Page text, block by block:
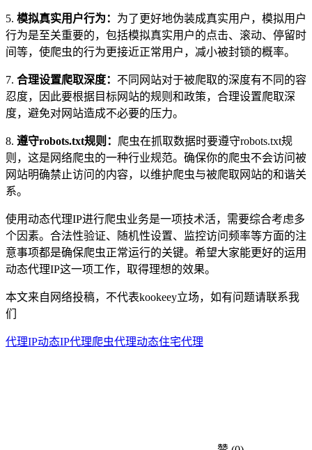
5. 模拟真实用户行为： 为了更好地伪装成真实用户，模拟用户
行为是至关重要的，包括模拟真实用户的点击、滚动、停留时
间等，使爬虫的行为更接近正常用户，减小被封锁的概率。
7. 合理设置爬取深度： 不同网站对于被爬取的深度有不同的容
忍度，因此要根据目标网站的规则和政策，合理设置爬取深
度，避免对网站造成不必要的压力。
8. 遵守robots.txt规则： 爬虫在抓取数据时要遵守robots.txt规
则，这是网络爬虫的一种行业规范。确保你的爬虫不会访问被
网站明确禁止访问的内容，以维护爬虫与被爬取网站的和谐关
系。
使用动态代理IP进行爬虫业务是一项技术活，需要综合考虑多
个因素。合法性验证、随机性设置、监控访问频率等方面的注
意事项都是确保爬虫正常运行的关键。希望大家能更好的运用
动态代理IP这一项工作，取得理想的效果。
本文来自网络投稿，不代表kookeey立场，如有问题请联系我
们
代理IP动态IP代理爬虫代理动态住宅代理